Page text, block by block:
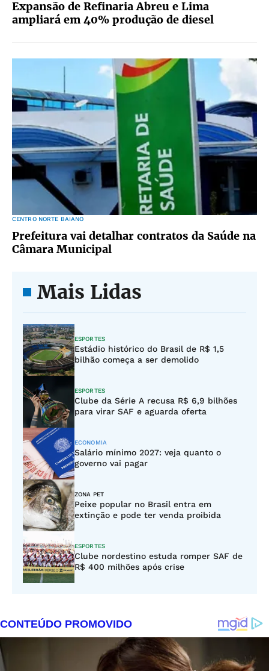
Expansão de Refinaria Abreu e Lima
ampliará em 40% produção de diesel
CENTRO NORTE BAIANO
Prefeitura vai detalhar contratos da Saúde na
Câmara Municipal
Mais Lidas
ESPORTES
Estádio histórico do Brasil de R$ 1,5
bilhão começa a ser demolido
ESPORTES
Clube da Série A recusa R$ 6,9 bilhões
para virar SAF e aguarda oferta
ECONOMIA
Salário mínimo 2027: veja quanto o
governo vai pagar
ZONA PET
Peixe popular no Brasil entra em
extinção e pode ter venda proibida
ESPORTES
Clube nordestino estuda romper SAF de
R$ 400 milhões após crise